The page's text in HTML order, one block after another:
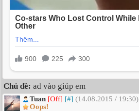
Chủ đề: ad vào giúp em
Tuan [Off] [#] (14.08.2015 / 19:30)
Oops!